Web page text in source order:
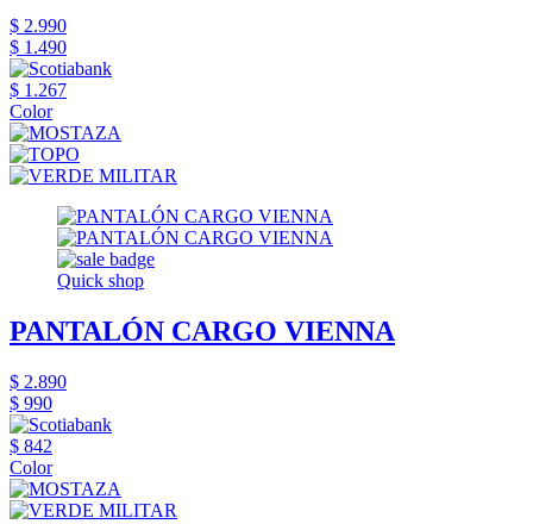
$ 2.990
$ 1.490
$ 1.267
Color
Quick shop
PANTALÓN CARGO VIENNA
$ 2.890
$ 990
$ 842
Color